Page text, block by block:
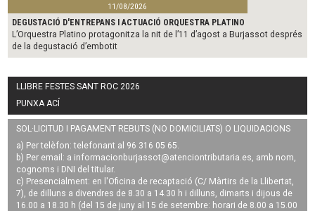
11/08/2026
DEGUSTACIÓ D'ENTREPANS I ACTUACIÓ ORQUESTRA PLATINO
L’Orquestra Platino protagonitza la nit de l’11 d’agost a Burjassot després
de la degustació d’embotit
LLIBRE FESTES SANT ROC 2026
PUNXA ACÍ
SOL·LICITUD I PAGAMENT REBUTS (NO DOMICILIATS) O LIQUIDACIONS
a) Per telèfon: telefonant al 96 316 05 65.
b) Per email: a informacionburjassot@atenciontributaria.es, amb nom,
cognoms i DNI del titular.
c) Presencialment: en l'Oficina de recaptació (C/ Màrtirs de la Llibertat,
7), de dilluns a divendres de 8.30 a 14.30 h i dilluns, dimarts i dijous de
16.00 a 18.30 h (del 15 de juny al 15 de setembre: horari de 8.00 a 15.00